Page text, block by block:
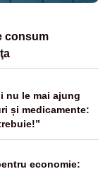
consum
nu le mai ajung
și medicamente:
economie: